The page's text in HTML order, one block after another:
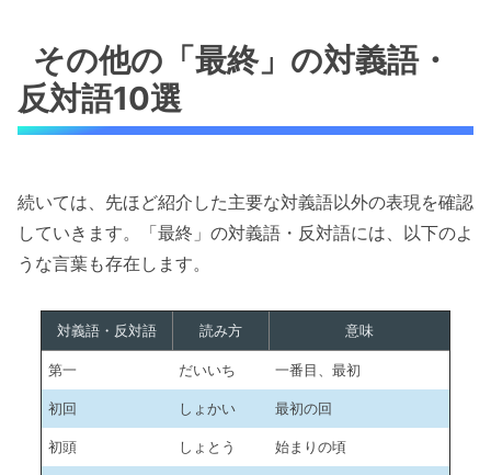
その他の「最終」の対義語・
反対語10選
続いては、先ほど紹介した主要な対義語以外の表現を確認
していきます。「最終」の対義語・反対語には、以下のよ
うな言葉も存在します。
対義語・反対語 読み方 意味
第一 だいいち 一番目、最初
初回 しょかい 最初の回
初頭 しょとう 始まりの頃